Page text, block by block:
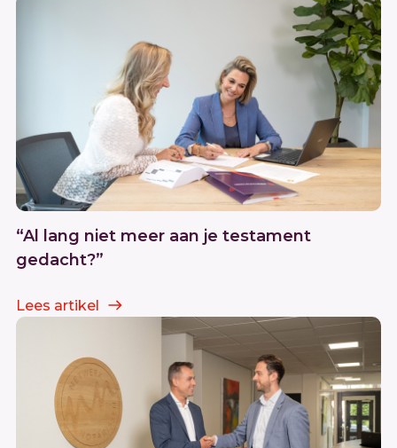
“Al lang niet meer aan je testament
gedacht?”
Lees artikel